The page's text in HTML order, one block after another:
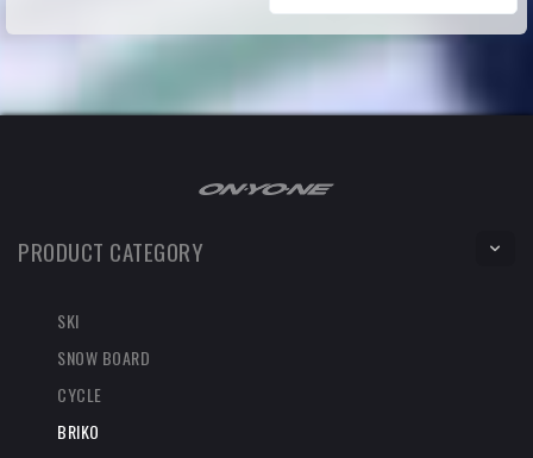
PRODUCT CATEGORY
SKI
SNOW BOARD
CYCLE
BRIKO